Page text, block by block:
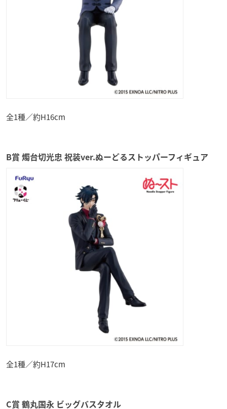
全1種／約H16cm
B賞 燭台切光忠 祝装ver.ぬーどるストッパーフィギュア
全1種／約H17cm
C賞 鶴丸国永 ビッグバスタオル